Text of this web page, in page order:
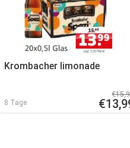
Krombacher limonade
8 Tage